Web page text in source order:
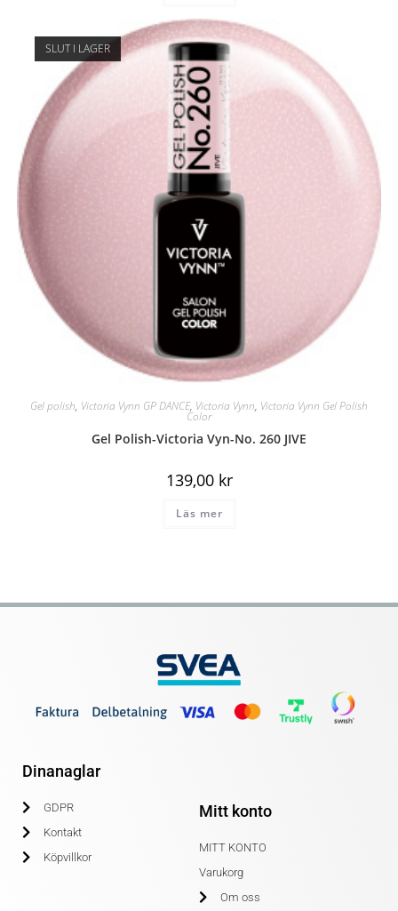
SLUT I LAGER
Gel polish, Victoria Vynn GP DANCE, Victoria Vynn, Victoria Vynn Gel Polish
Color
Gel Polish-Victoria Vyn-No. 260 JIVE
139,00 kr
Läs mer
Dinanaglar
GDPR
Kontakt
Köpvillkor
Mitt konto
MITT KONTO
Varukorg
Om oss